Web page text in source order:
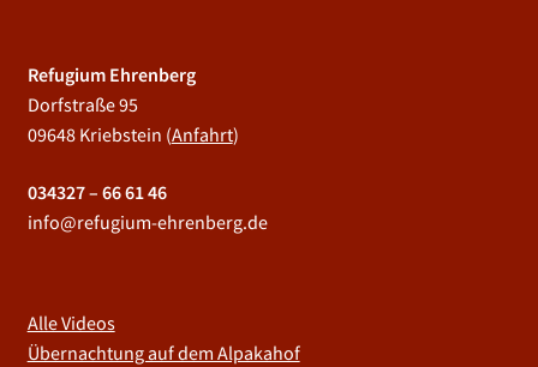
Refugium Ehrenberg
Dorfstraße 95
09648 Kriebstein (Anfahrt)
034327 – 66 61 46
info@refugium-ehrenberg.de
Alle Videos
Übernachtung auf dem Alpakahof